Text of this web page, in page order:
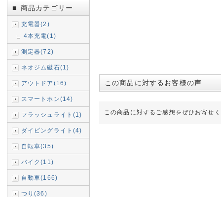
■ 商品カテゴリー
充電器(2)
4本充電(1)
測定器(72)
ネオジム磁石(1)
アウトドア(16)
スマートホン(14)
フラッシュライト(1)
ダイビングライト(4)
自転車(35)
バイク(11)
自動車(166)
つり(36)
この商品に対するお客様の声
この商品に対するご感想をぜひお寄せ